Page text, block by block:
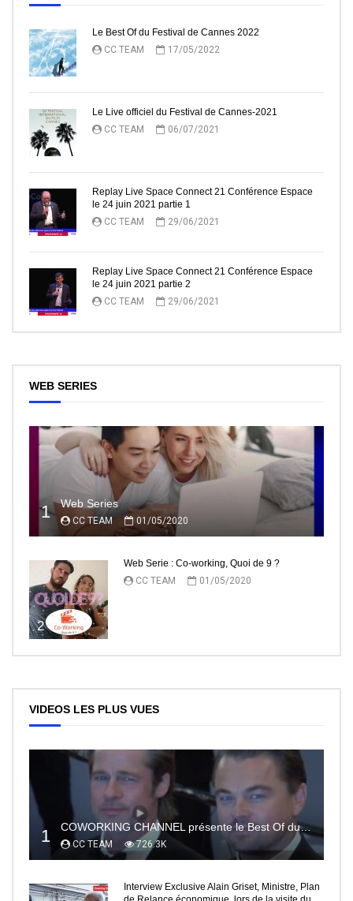
Le Best Of du Festival de Cannes 2022
CC TEAM
17/05/2022
Le Live officiel du Festival de Cannes-2021
CC TEAM
06/07/2021
Replay Live Space Connect 21 Conférence Espace
le 24 juin 2021 partie 1
CC TEAM
29/06/2021
Replay Live Space Connect 21 Conférence Espace
le 24 juin 2021 partie 2
CC TEAM
29/06/2021
WEB SERIES
1 Web Series
CC TEAM 01/05/2020
2
Web Serie : Co-working, Quoi de 9 ?
CC TEAM
01/05/2020
VIDEOS LES PLUS VUES
1 COWORKING CHANNEL présente le Best Of du RedCarpet du Festival de Cannes
CC TEAM 726.3K
Interview Exclusive Alain Griset, Ministre, Plan